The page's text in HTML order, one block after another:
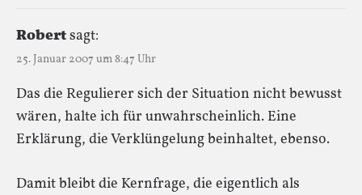
Robertsagt:
25. Januar 2007 um 8:47 Uhr
Das die Regulierer sich der Situation nicht bewusst
wären, halte ich für unwahrscheinlich. Eine
Erklärung, die Verklüngelung beinhaltet, ebenso.
Damit bleibt die Kernfrage, die eigentlich als